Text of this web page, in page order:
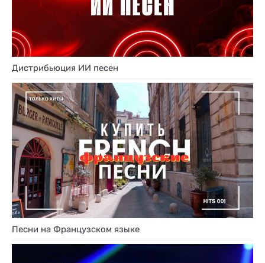
Дистрибьюция ИИ песен
Песни на Французском языке